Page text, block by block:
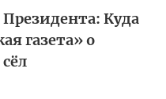
Куда
газета» о